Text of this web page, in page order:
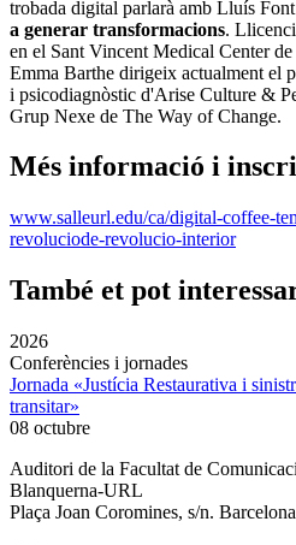
trobada digital parlarà amb Lluís
a generar transformacions.
en el Sant Vincent Medical Center
Emma Barthe dirigeix actualment el
i psicodiagnòstic d'Arise Culture &
Grup Nexe de The Way of Change.
Més informació i
www.salleurl.edu/ca/digital-coffee-
revoluciode-revolucio-interior
També et pot
2026
Conferències i jornades
Jornada «Justícia Restaurativa i
transitar»
08 octubre
Auditori de la Facultat de
Blanquerna-URL
Plaça Joan Coromines, s/n. Barcelona